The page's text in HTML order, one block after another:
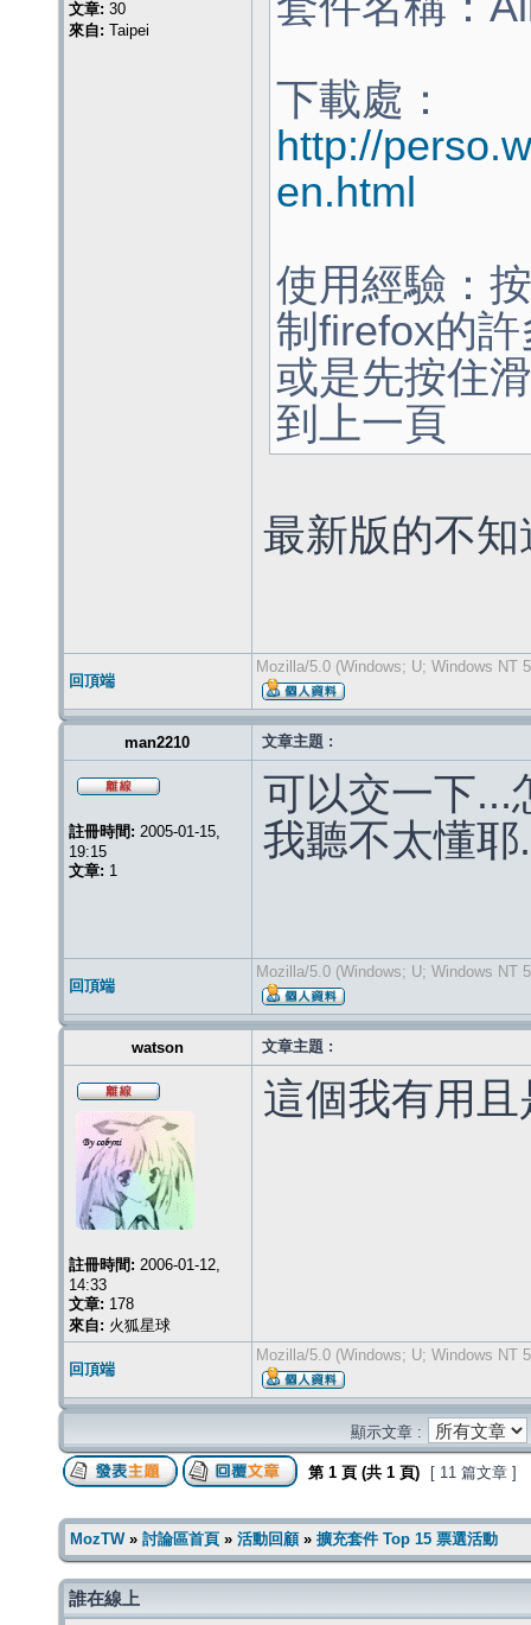
文章: 30
來自: Taipei
下載處：
http://
en.html
使用經驗：
制firefox的
或是先按住
到上一頁
最新版的不
回頂端
Mozilla/5.0 (Windows; U; Windows NT
man2210 文章主題 :
註冊時間: 2005-01-15,
19:15
文章: 1
可以交一下...
我聽不太懂
回頂端
Mozilla/5.0 (Windows; U; Windows NT
watson 文章主題 :
註冊時間: 2006-01-12,
14:33
文章: 178
來自: 火狐星球
這個我有用
回頂端
Mozilla/5.0 (Windows; U; Windows NT
顯示文章 :
第 1 頁 (共 1 頁) [ 11 篇文章 ]
MozTW» 討論區首頁 » 活動回顧» 擴充套件 Top 15 票選活動
誰在線上